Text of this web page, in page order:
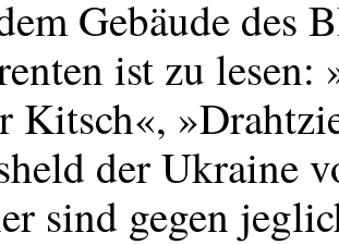
Gebäude des
ist zu
Kitsch«,
der Ukraine
sind gegen